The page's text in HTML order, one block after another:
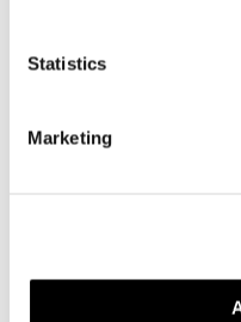
Statistics
Marketing